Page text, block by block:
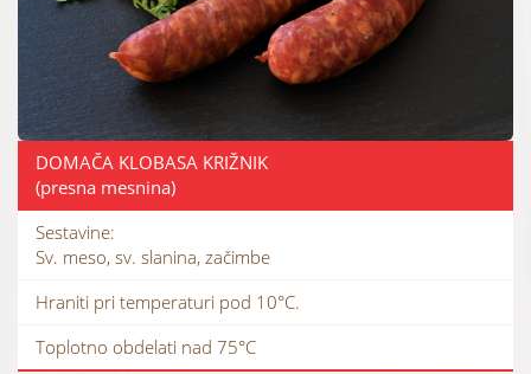
DOMAČA KLOBASA KRIŽNIK
(presna mesnina)
Sestavine:
Sv. meso, sv. slanina, začimbe
Hraniti pri temperaturi pod 10°C.
Toplotno obdelati nad 75°C